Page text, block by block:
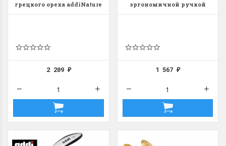
грецкого ореха addiNature
2 209 ₽
эргономичной ручкой
1 567₽